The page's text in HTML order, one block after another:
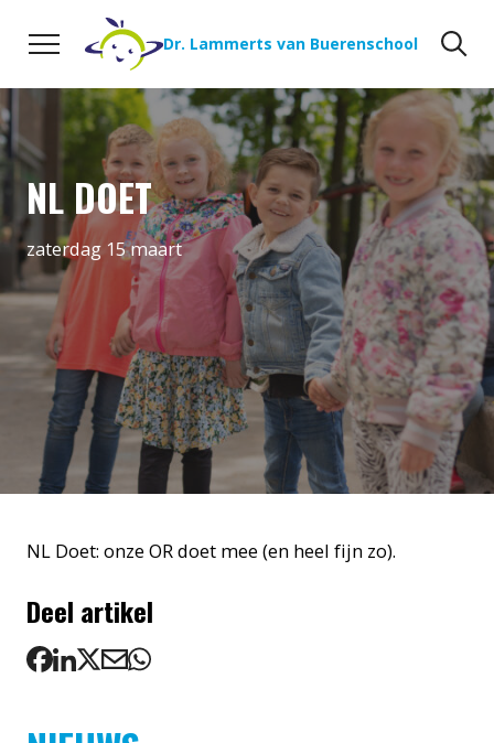
Naar de inhoud
Dr. Lammerts van Buerenschool
NL DOET
zaterdag 15 maart
NL Doet: onze OR doet mee (en heel fijn zo).
Deel artikel